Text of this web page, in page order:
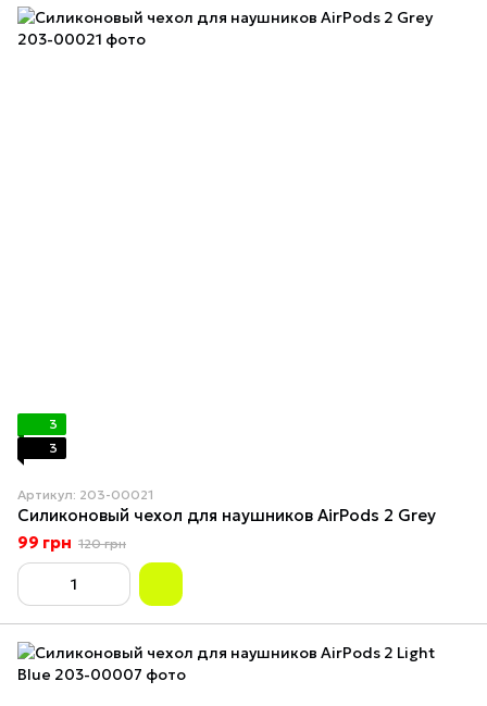
3
3
Артикул: 203-00021
Силиконовый чехол для наушников AirPods 2 Grey
99 грн 120 грн